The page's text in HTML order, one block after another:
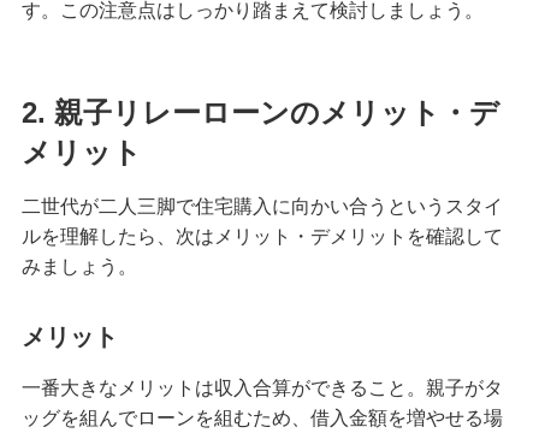
す。この注意点はしっかり踏まえて検討しましょう。
2. 親子リレーローンのメリット・デ
メリット
二世代が二人三脚で住宅購入に向かい合うというスタイ
ルを理解したら、次はメリット・デメリットを確認して
みましょう。
メリット
一番大きなメリットは収入合算ができること。親子がタ
ッグを組んでローンを組むため、借入金額を増やせる場